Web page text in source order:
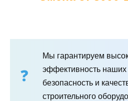
Мы гарантируем
эффективность наших
безопасность и
строительного